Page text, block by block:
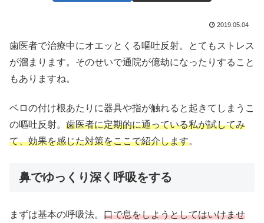
2019.05.04
歯医者で治療中にオエッとくる嘔吐反射。とてもストレス
が溜まります。そのせいで通院が億劫になったりすること
もありますね。
ベロの付け根あたりに器具や指が触れると起きてしまうこ
の嘔吐反射。 歯医者に定期的に通っている私が試してみ
て、効果を感じた対策をここで紹介します。
鼻でゆっくり深く呼吸をする
まずは基本の呼吸法。 口で息をしようとしてはいけませ